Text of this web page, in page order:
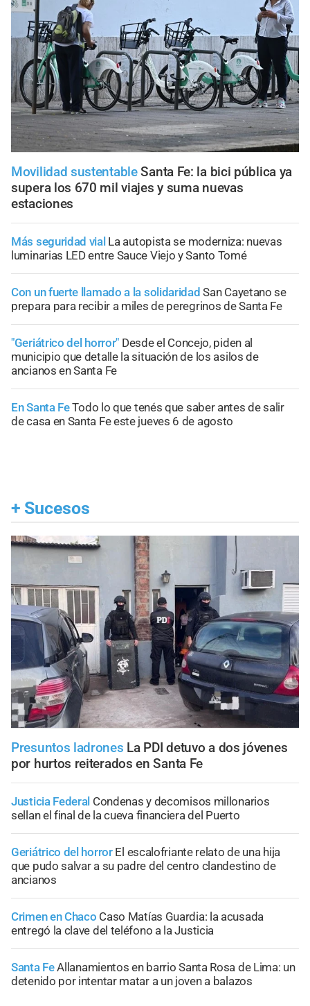
Movilidad sustentable Santa Fe: la bici pública ya
supera los 670 mil viajes y suma nuevas
estaciones
Más seguridad vial La autopista se moderniza: nuevas
luminarias LED entre Sauce Viejo y Santo Tomé
Con un fuerte llamado a la solidaridad San Cayetano se
prepara para recibir a miles de peregrinos de Santa Fe
"Geriátrico del horror" Desde el Concejo, piden al
municipio que detalle la situación de los asilos de
ancianos en Santa Fe
En Santa FeTodo lo que tenés que saber antes de salir
de casa en Santa Fe este jueves 6 de agosto
+ Sucesos
Presuntos ladrones La PDI detuvo a dos jóvenes
por hurtos reiterados en Santa Fe
Justicia Federal Condenas y decomisos millonarios
sellan el final de la cueva financiera del Puerto
Geriátrico del horror El escalofriante relato de una hija
que pudo salvar a su padre del centro clandestino de
ancianos
Crimen en Chaco Caso Matías Guardia: la acusada
entregó la clave del teléfono a la Justicia
Santa FeAllanamientos en barrio Santa Rosa de Lima: un
detenido por intentar matar a un joven a balazos